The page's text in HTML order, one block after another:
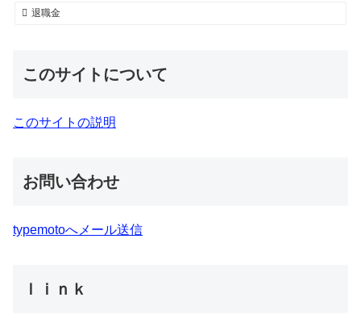
退職金
このサイトについて
このサイトの説明
お問い合わせ
typemotoへメール送信
ｌｉｎｋ